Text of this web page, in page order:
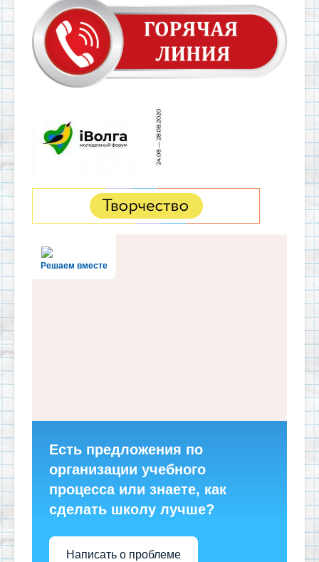
Решаем вместе
Есть предложения по
организации учебного
процесса или знаете, как
сделать школу лучше?
Написать о проблеме